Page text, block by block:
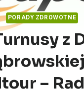
PORADY ZDROWOTNE
z
–